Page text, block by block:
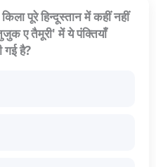
पूरे हिन्दूस्तान में कहीं नहीं
ए तैमूरी' में ये पंक्तियाँ
गई है?